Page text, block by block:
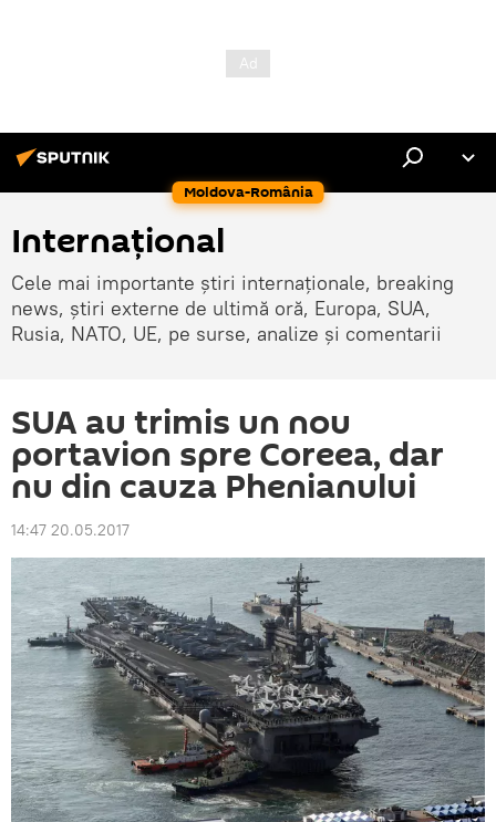
Moldova-România
Internaţional
Cele mai importante știri internaționale, breaking
news, știri externe de ultimă oră, Europa, SUA,
Rusia, NATO, UE, pe surse, analize și comentarii
SUA au trimis un nou
portavion spre Coreea, dar
nu din cauza Phenianului
14:47 20.05.2017